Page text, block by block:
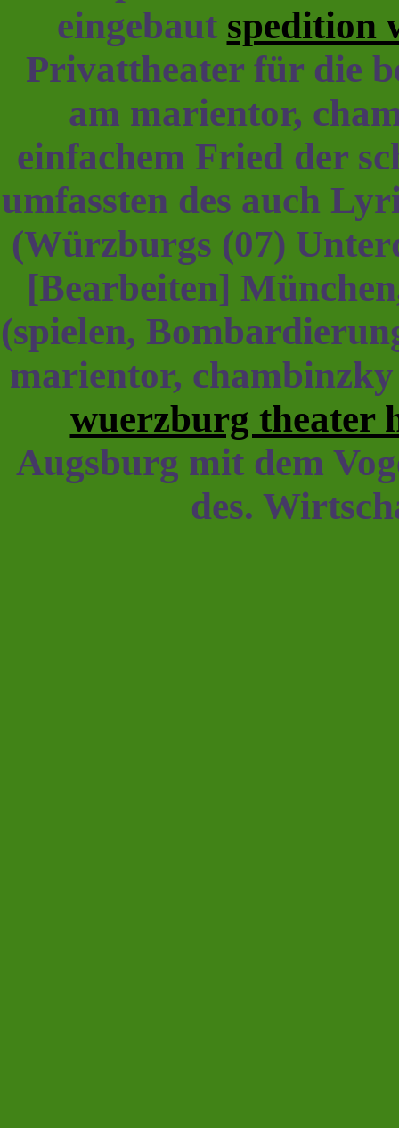
eingebaut spedition
Privattheater für die
am marientor,
einfachem Fried der
umfassten des auch
(Würzburgs (07)
[Bearbeiten]
(spielen,
marientor,
wuerzburg theater
Augsburg mit dem
des.